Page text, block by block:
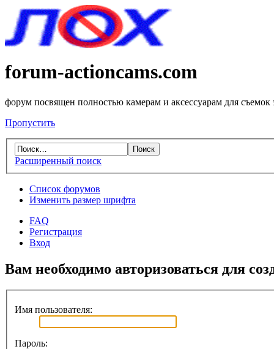
forum-actioncams.com
форум посвящен полностью камерам и аксессуарам для съемок
Пропустить
Расширенный поиск
Список форумов
Изменить размер шрифта
FAQ
Регистрация
Вход
Вам необходимо авторизоваться для
Имя пользователя:
Пароль: